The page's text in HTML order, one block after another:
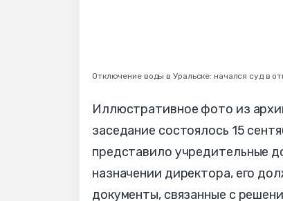
Отключение воды в Уральске: начался суд в
Иллюстративное фото из
заседание состоялось 15
представило учредительные
назначении директора, его
документы, связанные с